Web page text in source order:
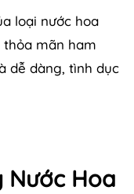
loại nước hoa
mãn ham
dễ dàng, tình dục
Nước Hoa